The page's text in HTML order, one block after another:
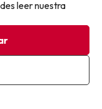
ser un
acuerdo con la
leer nuestra